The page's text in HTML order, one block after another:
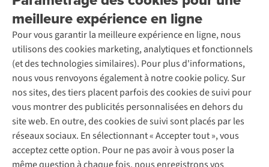
meilleure expérience en ligne
Pour vous garantir la meilleure expérience en ligne, nous
utilisons des cookies marketing, analytiques et fonctionnels
(et des technologies similaires). Pour plus d'informations,
nous vous renvoyons également à notre cookie policy. Sur
nos sites, des tiers placent parfois des cookies de suivi pour
vous montrer des publicités personnalisées en dehors du
site web. En outre, des cookies de suivi sont placés par les
réseaux sociaux. En sélectionnant « Accepter tout », vous
acceptez cette option. Pour ne pas avoir à vous poser la
Rétractation d'une commande
Entretien & réparations
Garantie
Contactez-nous
Entreprise responsable
À propos d’Ayacucho
Nos magasins
À propos d’A.S.Adventure
Déclaration d'accessibilité
Location / Location sports d’hiver
Seconde-main
Entretien de ski
Service de lavage
Entretien de chaussures
Réparation de chaussures
Réparation de vêtements
Retouches
Pour les entreprises
Découvrez
A.S.Magazine
Explore Camp
Expertise & conseils
Abonnez-vous à la newsletter
Suivez-nous